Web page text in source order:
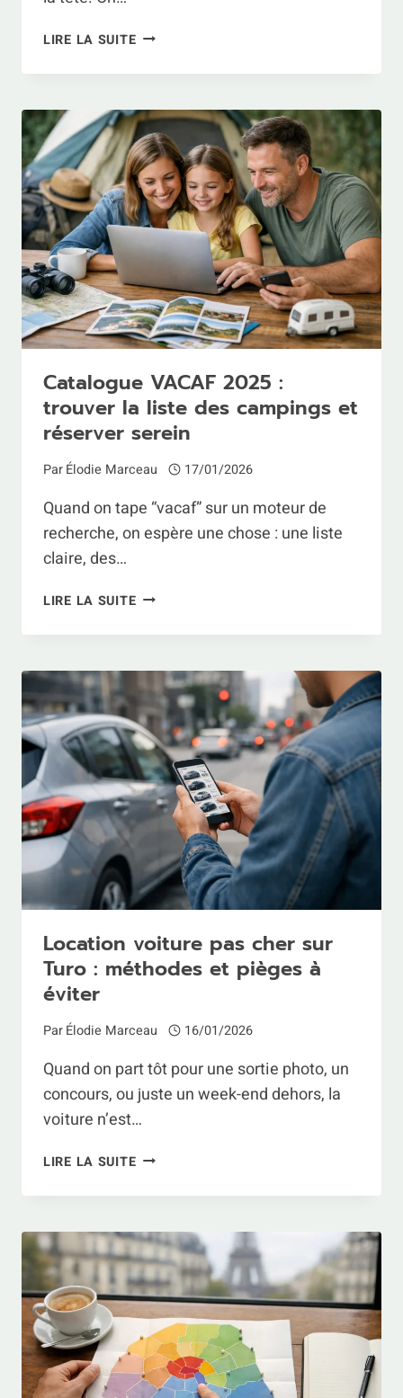
LIRE LA SUITEPLACE
À
:
COMPRENDRE
LE
QUARTIER,
S’Y
RENDRE
ET
QUOI
FAIRE
AUTOUR
Catalogue VACAF 2025 :
trouver la liste des campings et
réserver serein
ParÉlodie Marceau 17/01/2026
Quand on tape “vacaf” sur un moteur de
recherche, on espère une chose : une liste
claire, des…
LIRE LA SUITECATALOGUE
2025
TROUVER
LISTE
DES
CAMPINGS
ET
RÉSERVER
SEREIN
Location voiture pas cher sur
Turo : méthodes et pièges à
éviter
ParÉlodie Marceau 16/01/2026
Quand on part tôt pour une sortie photo, un
concours, ou juste un week-end dehors, la
voiture n’est…
LIRE LA SUITELOCATION
PAS
SUR
TURO
:
MÉTHODES
ET
PIÈGES
À
ÉVITER